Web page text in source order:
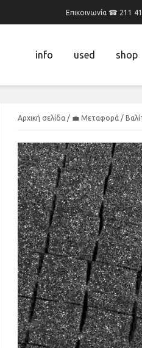
Επικοινωνία ☎ 211
info used shop
Αρχική σελίδα / 💼 Μεταφορά /